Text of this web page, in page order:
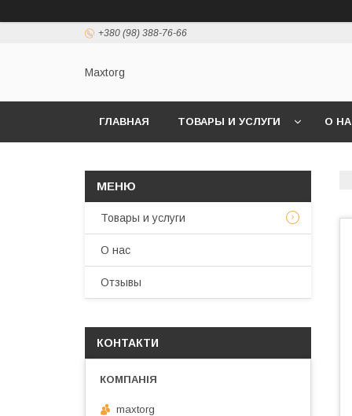
+380 (98) 388-76-66
Maxtorg
ГЛАВНАЯ ТОВАРЫ И УСЛУГИ О
Товары и услуги
О нас
Отзывы
КОНТАКТИ
maxtorg